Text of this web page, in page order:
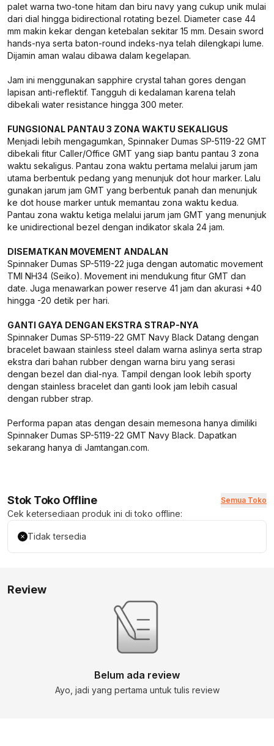
palet warna two-tone hitam dan biru navy yang cukup unik mulai
dari dial hingga bidirectional rotating bezel. Diameter case 44
mm makin kekar dengan ketebalan sekitar 15 mm. Desain sword
hands-nya serta baton-round indeks-nya telah dilengkapi lume.
Dijamin aman walau dibawa dalam kegelapan.
Jam ini menggunakan sapphire crystal tahan gores dengan
lapisan anti-reflektif. Tangguh di kedalaman karena telah
dibekali water resistance hingga 300 meter.
FUNGSIONAL PANTAU 3 ZONA WAKTU SEKALIGUS
Menjadi lebih mengagumkan, Spinnaker Dumas SP-5119-22 GMT
dibekali fitur Caller/Office GMT yang siap bantu pantau 3 zona
waktu sekaligus. Pantau zona waktu pertama melalui jarum jam
utama berbentuk pedang yang menunjuk dot hour marker. Lalu
gunakan jarum jam GMT yang berbentuk panah dan menunjuk
ke dot house marker untuk memantau zona waktu kedua.
Pantau zona waktu ketiga melalui jarum jam GMT yang menunjuk
ke unidirectional bezel dengan indikator skala 24 jam.
DISEMATKAN MOVEMENT ANDALAN
Spinnaker Dumas SP-5119-22 juga dengan automatic movement
TMI NH34 (Seiko). Movement ini mendukung fitur GMT dan
date. Juga menawarkan power reserve 41 jam dan akurasi +40
hingga -20 detik per hari.
GANTI GAYA DENGAN EKSTRA STRAP-NYA
Spinnaker Dumas SP-5119-22 GMT Navy Black Datang dengan
bracelet bawaan stainless steel dalam warna aslinya serta strap
ekstra dari bahan rubber dengan warna biru yang serasi
dengan bezel dan dial-nya. Tampil dengan look lebih sporty
dengan stainless bracelet dan ganti look jam lebih casual
dengan rubber strap.
Performa papan atas dengan desain memesona hanya dimiliki
Spinnaker Dumas SP-5119-22 GMT Navy Black. Dapatkan
sekarang hanya di Jamtangan.com.
Stok Toko Offline Semua Toko
Cek ketersediaan produk ini di toko offline:
Tidak tersedia
Review
Belum ada review
Ayo, jadi yang pertama untuk tulis review